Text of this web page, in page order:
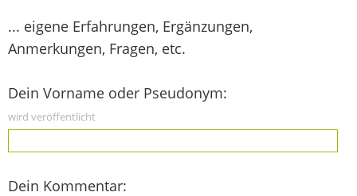
... eigene Erfahrungen, Ergänzungen,
Anmerkungen, Fragen, etc.
Dein Vorname oder Pseudonym:
wird veröffentlicht
Dein Kommentar: